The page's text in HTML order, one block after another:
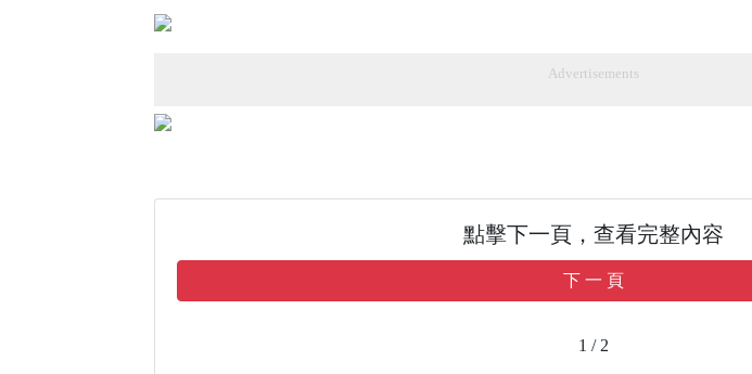
Advertisements
點擊下一頁，查看完整內容
下 一 頁
1 / 2